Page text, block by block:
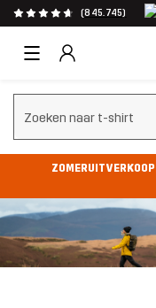
(845.745)
Zoeken wissen